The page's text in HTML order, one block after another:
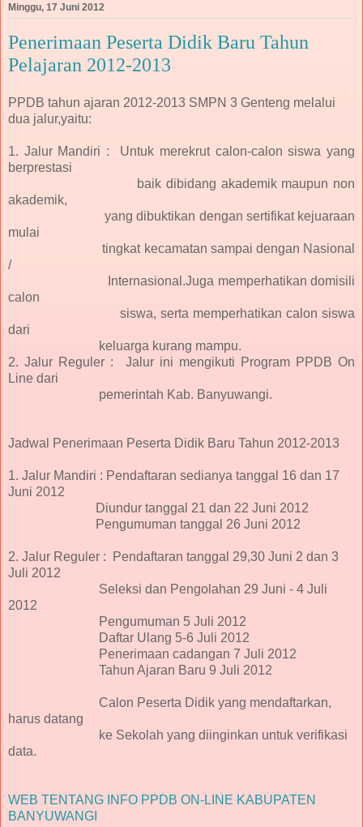
Minggu, 17 Juni 2012
Penerimaan Peserta Didik Baru Tahun
Pelajaran 2012-2013
PPDB tahun ajaran 2012-2013 SMPN 3 Genteng melalui
dua jalur,yaitu:
1. Jalur Mandiri : Untuk merekrut calon-calon siswa yang
berprestasi
baik dibidang akademik maupun non
akademik,
yang dibuktikan dengan sertifikat kejuaraan
mulai
tingkat kecamatan sampai dengan Nasional
/
Internasional.Juga memperhatikan domisili
calon
siswa, serta memperhatikan calon siswa
dari
keluarga kurang mampu.
2. Jalur Reguler : Jalur ini mengikuti Program PPDB On
Line dari
pemerintah Kab. Banyuwangi.
Jadwal Penerimaan Peserta Didik Baru Tahun 2012-2013
1. Jalur Mandiri : Pendaftaran sedianya tanggal 16 dan 17
Juni 2012
Diundur tanggal 21 dan 22 Juni 2012
Pengumuman tanggal 26 Juni 2012
2. Jalur Reguler : Pendaftaran tanggal 29,30 Juni 2 dan 3
Juli 2012
Seleksi dan Pengolahan 29 Juni - 4 Juli
2012
Pengumuman 5 Juli 2012
Daftar Ulang 5-6 Juli 2012
Penerimaan cadangan 7 Juli 2012
Tahun Ajaran Baru 9 Juli 2012
Calon Peserta Didik yang mendaftarkan,
harus datang
ke Sekolah yang diinginkan untuk verifikasi
data.
WEB TENTANG INFO PPDB ON-LINE KABUPATEN
BANYUWANGI